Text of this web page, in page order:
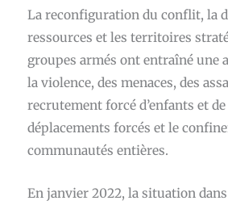
La reconfiguration du conflit, la
ressources et les territoires
groupes armés ont entraîné une
la violence, des menaces, des
recrutement forcé d’enfants et de
déplacements forcés et le
communautés entières.
En janvier 2022, la situation